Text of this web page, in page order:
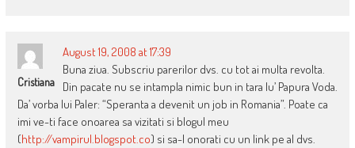
Cristiana
August 19, 2008 at 17:39
Buna ziua. Subscriu parerilor dvs. cu tot ai multa revolta.
Din pacate nu se intampla nimic bun in tara lu’ Papura Voda.
Da’ vorba lui Paler: “Speranta a devenit un job in Romania”. Poate ca
imi ve-ti face onoarea sa vizitati si blogul meu
(http://vampirul.blogspot.co) si sa-l onorati cu un link pe al dvs.